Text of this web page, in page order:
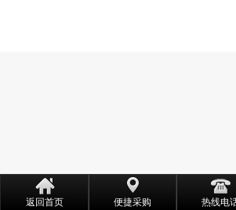
返回首页 便捷采购 热线电